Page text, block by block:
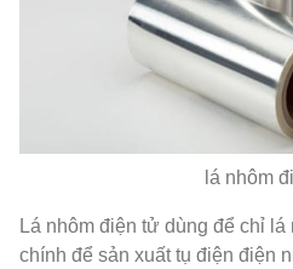
lá nhôm
Lá nhôm điện tử dùng để chỉ
chính để sản xuất tụ điện điện